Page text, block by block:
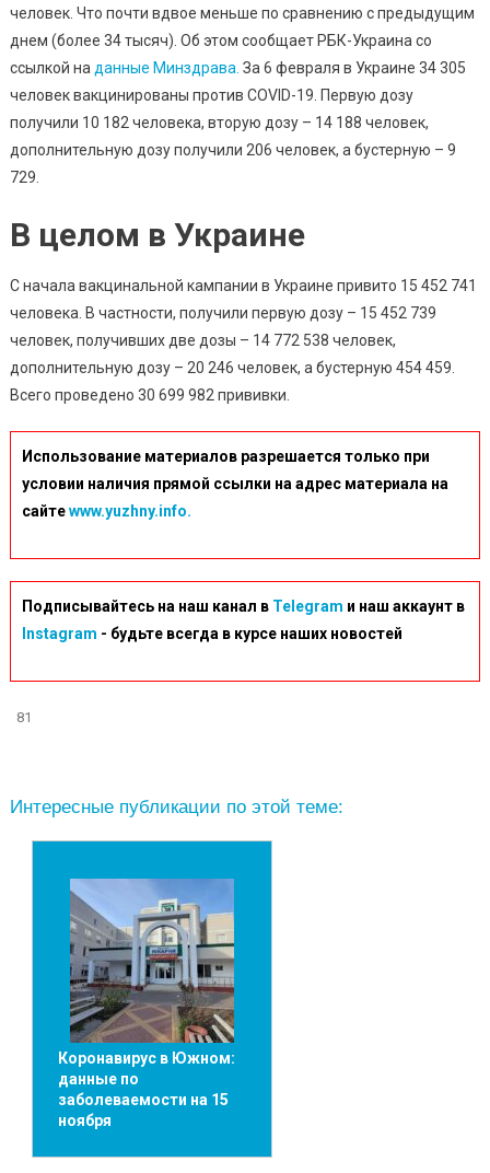
человек. Что почти вдвое меньше по сравнению с предыдущим
днем (более 34 тысяч). Об этом сообщает РБК-Украина со
ссылкой наданные Минздрава. За 6 февраля в Украине 34 305
человек вакцинированы против COVID-19. Первую дозу
получили 10 182 человека, вторую дозу – 14 188 человек,
дополнительную дозу получили 206 человек, а бустерную – 9
729.
В целом в Украине
С начала вакцинальной кампании в Украине привито 15 452 741
человека. В частности, получили первую дозу – 15 452 739
человек, получивших две дозы – 14 772 538 человек,
дополнительную дозу – 20 246 человек, а бустерную 454 459.
Всего проведено 30 699 982 прививки.
Использование материалов разрешается только при
условии наличия прямой ссылки на адрес материала на
сайтеwww.yuzhny.info.
Подписывайтесь на наш канал в Telegram и наш аккаунт в
Instagram - будьте всегда в курсе наших новостей
81
Интересные публикации по этой теме:
Коронавирус в Южном:
данные по
заболеваемости на 15
ноября